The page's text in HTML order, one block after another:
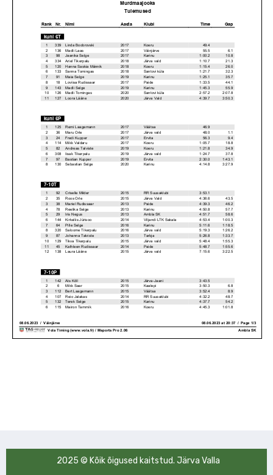
2025 © Kõik õigused kaitstud. Järva Valla